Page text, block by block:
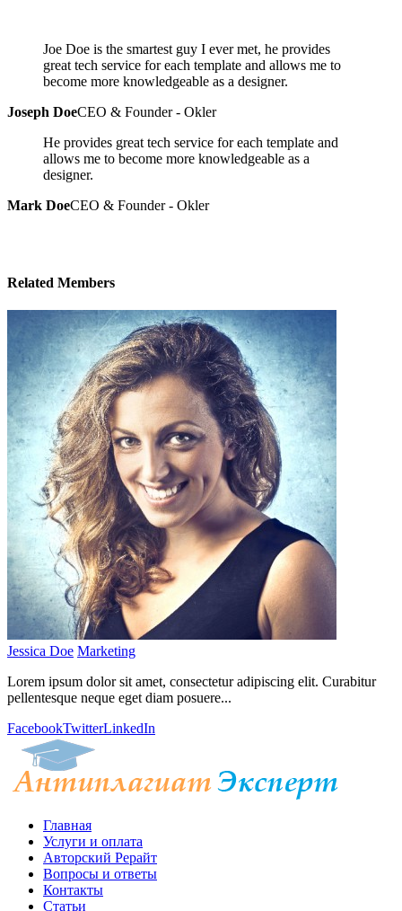
Joe Doe is the smartest guy I ever met, he provides
great tech service for each template and allows me to
become more knowledgeable as a designer.
Joseph DoeCEO & Founder - Okler
He provides great tech service for each template and
allows me to become more knowledgeable as a
designer.
Mark DoeCEO & Founder - Okler
Related Members
Jessica Doe Marketing
Lorem ipsum dolor sit amet, consectetur adipiscing elit. Curabitur
pellentesque neque eget diam posuere...
FacebookTwitterLinkedIn
Главная
Услуги и оплата
Авторский Рерайт
Вопросы и ответы
Контакты
Статьи